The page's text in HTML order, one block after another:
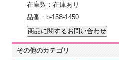
在庫数： 在庫あり
品番： b-158-1450
その他のカテゴリ